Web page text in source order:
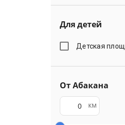
Для детей
Детская
От Абакана
км